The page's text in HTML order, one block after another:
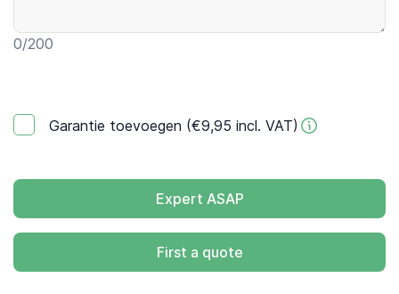
0/200
Garantie toevoegen (€9,95 incl. VAT)
Expert ASAP
First a quote